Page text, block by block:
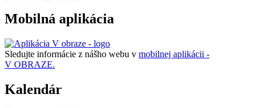
Mobilná aplikácia
Sledujte informácie z nášho webu v mobilnej aplikácii -
V OBRAZE.
Kalendár